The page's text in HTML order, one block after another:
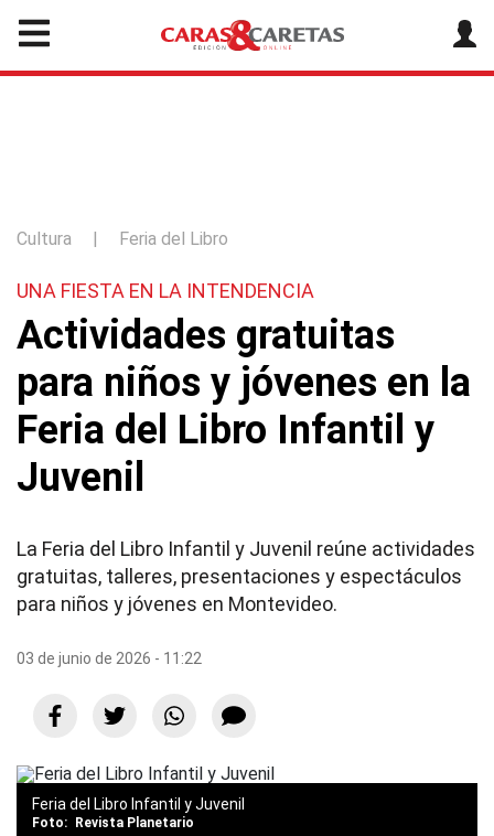
Cultura | Feria del Libro
UNA FIESTA EN LA INTENDENCIA
Actividades gratuitas
para niños y jóvenes en la
Feria del Libro Infantil y
Juvenil
La Feria del Libro Infantil y Juvenil reúne actividades
gratuitas, talleres, presentaciones y espectáculos
para niños y jóvenes en Montevideo.
03 de junio de 2026 - 11:22
Feria del Libro Infantil y Juvenil
Revista Planetario